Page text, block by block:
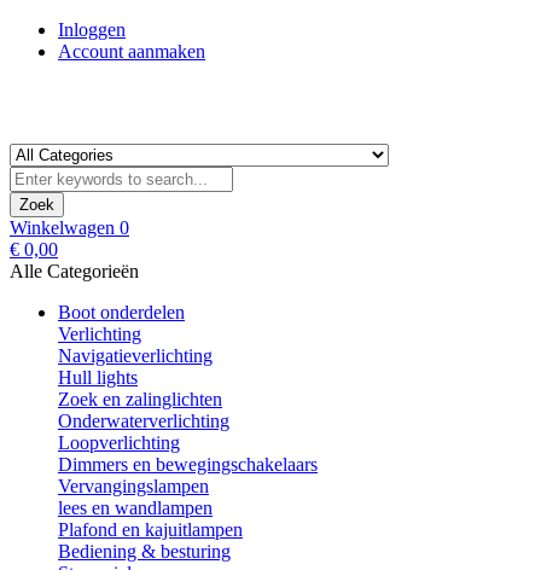
Inloggen
Account aanmaken
Zoek
Winkelwagen 0
€ 0,00
Alle Categorieën
Boot onderdelen
Verlichting
Navigatieverlichting
Hull lights
Zoek en zalinglichten
Onderwaterverlichting
Loopverlichting
Dimmers en bewegingschakelaars
Vervangingslampen
lees en wandlampen
Plafond en kajuitlampen
Bediening & besturing